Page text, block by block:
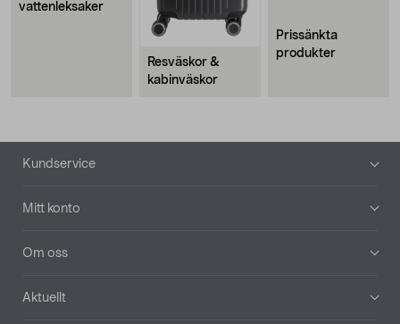
vattenleksaker
Resväskor &
kabinväskor
Prissänkta
produkter
Sidfot
Kundservice
Mitt konto
Om oss
Aktuellt